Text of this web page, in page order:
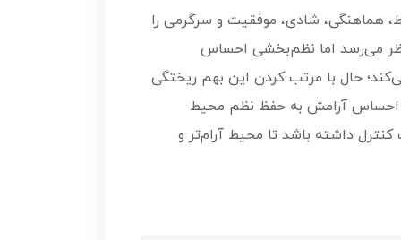
هماهنگی، شادی، موفقیت و سرگرمی را
می‌رسد اما نظم‌بخشی احساس
حال با مرتب کردن این بهم ریختگی
احساس آرامش به حفظ نظم محیط
داشته باشد تا محیط آرام‌تر و